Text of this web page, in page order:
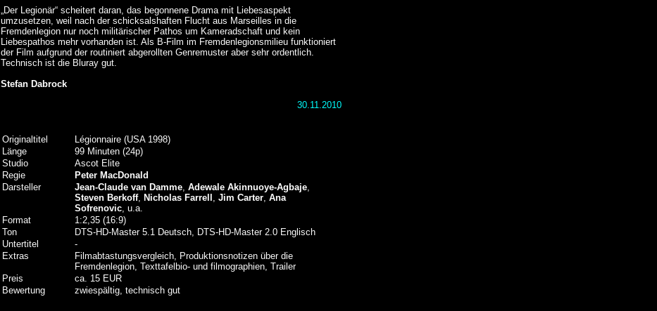
„Der Legionär“ scheitert daran, das begonnene Drama mit Liebesaspekt
umzusetzen, weil nach der schicksalshaften Flucht aus Marseilles in die
Fremdenlegion nur noch militärischer Pathos um Kameradschaft und kein
Liebespathos mehr vorhanden ist. Als B-Film im Fremdenlegionsmilieu funktioniert
der Film aufgrund der routiniert abgerollten Genremuster aber sehr ordentlich.
Technisch ist die Bluray gut.
Stefan Dabrock
30.11.2010
Originaltitel
Légionnaire (USA 1998)
Länge
99 Minuten (24p)
Studio
Ascot Elite
Regie
Peter MacDonald
Darsteller
Jean-Claude van Damme,Adewale Akinnuoye-Agbaje,
Steven Berkoff, Nicholas Farrell ,Jim Carter,Ana
Sofrenovic, u.a.
Format
1:2,35 (16:9)
Ton
DTS-HD-Master 5.1 Deutsch, DTS-HD-Master 2.0 Englisch
Untertitel
-
Extras
Filmabtastungsvergleich, Produktionsnotizen über die
Fremdenlegion, Texttafelbio- und filmographien, Trailer
Preis
ca. 15 EUR
Bewertung
zwiespältig, technisch gut